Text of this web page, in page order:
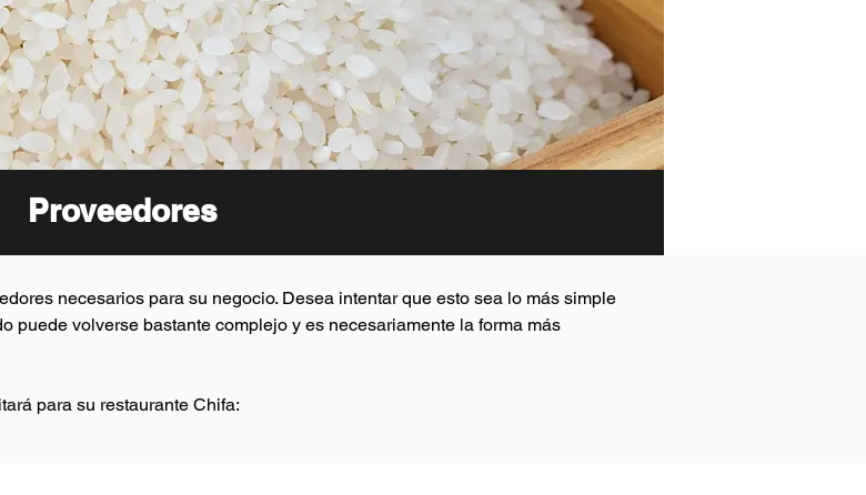
Proveedores
necesarios para su negocio. Desea intentar que esto sea lo más simple
puede volverse bastante complejo y es necesariamente la forma más
para su restaurante Chifa: